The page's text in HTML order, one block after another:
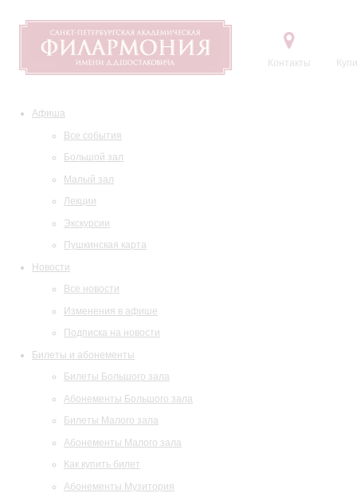
Контакты
Афиша
Все события
Большой зал
Малый зал
Лекции
Экскурсии
Пушкинская карта
Новости
Все новости
Изменения в афише
Подписка на новости
Билеты и абонементы
Билеты Большого зала
Абонементы Большого зала
Билеты Малого зала
Абонементы Малого зала
Как купить билет
Абонементы Музитория